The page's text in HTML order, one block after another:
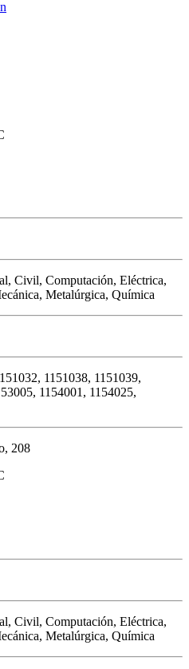
Civil, Computación, Eléctrica,
Metalúrgica, Química
1151038, 1151039,
1154001, 1154025,
208
Civil, Computación, Eléctrica,
Metalúrgica, Química